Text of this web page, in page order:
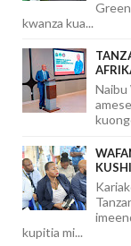
kwanza kua...
Naibu
kupitia mi...